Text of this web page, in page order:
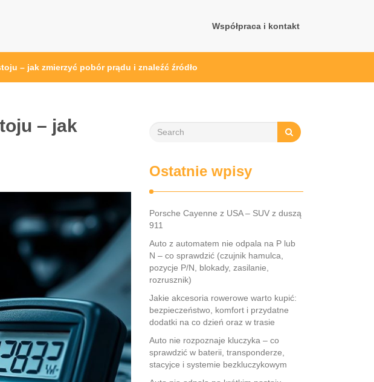
Współpraca i kontakt
– jak zmierzyć pobór prądu i znaleźć źródło
– jak
Ostatnie wpisy
Porsche Cayenne z USA – SUV z duszą
911
Auto z automatem nie odpala na P lub
N – co sprawdzić (czujnik hamulca,
pozycje P/N, blokady, zasilanie,
rozrusznik)
Jakie akcesoria rowerowe warto kupić:
bezpieczeństwo, komfort i przydatne
dodatki na co dzień oraz w trasie
Auto nie rozpoznaje kluczyka – co
sprawdzić w baterii, transponderze,
stacyjce i systemie bezkluczykowym